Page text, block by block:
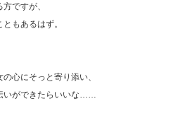
ですが、
もあるはず。
心にそっと寄り添い、
いができたらいいな……